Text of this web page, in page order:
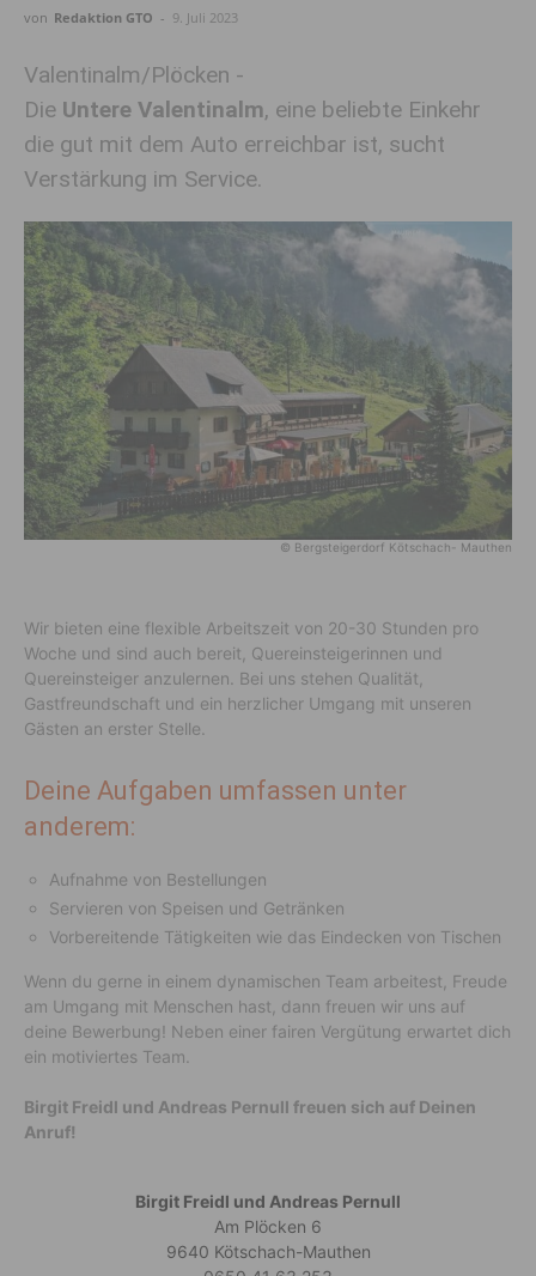
von Redaktion GTO - 9. Juli 2023
Valentinalm/Plöcken -
Die Untere Valentinalm, eine beliebte Einkehr
die gut mit dem Auto erreichbar ist, sucht
Verstärkung im Service.
© Bergsteigerdorf Kötschach- Mauthen
Wir bieten eine flexible Arbeitszeit von 20-30 Stunden pro
Woche und sind auch bereit, Quereinsteigerinnen und
Quereinsteiger anzulernen. Bei uns stehen Qualität,
Gastfreundschaft und ein herzlicher Umgang mit unseren
Gästen an erster Stelle.
Deine Aufgaben umfassen unter
anderem:
Aufnahme von Bestellungen
Servieren von Speisen und Getränken
Vorbereitende Tätigkeiten wie das Eindecken von Tischen
Wenn du gerne in einem dynamischen Team arbeitest, Freude
am Umgang mit Menschen hast, dann freuen wir uns auf
deine Bewerbung! Neben einer fairen Vergütung erwartet dich
ein motiviertes Team.
Birgit Freidl und Andreas Pernull freuen sich auf Deinen
Anruf!
Birgit Freidl und Andreas Pernull
Am Plöcken 6
9640 Kötschach-Mauthen